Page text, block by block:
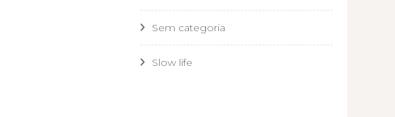
Sem categoria
Slow life